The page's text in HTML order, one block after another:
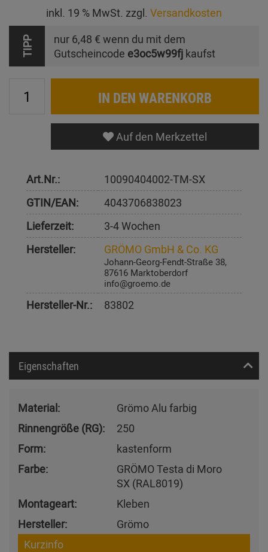
inkl. 19 % MwSt. zzgl. Versandkosten
TIPP nur 6,48 € wenn du mit dem
Gutscheincode e3oc5w99fj kaufst
IN DEN WARENKORB
Auf den Merkzettel
Art.Nr.:
10090404002-TM-SX
GTIN/EAN:
4043706838023
Lieferzeit:
3-4 Wochen
Hersteller:
GRÖMO GmbH & Co. KG
Johann-Georg-Fendt-Straße 38,
87616 Marktoberdorf
info@groemo.de
Hersteller-Nr.: 83802
Eigenschaften
Material:
Grömo Alu farbig
Rinnengröße (RG):
250
Form:
kastenform
Farbe:
GRÖMO Testa di Moro
SX (RAL8019)
Montageart:
Kleben
Hersteller:
Grömo
Kurzinfo